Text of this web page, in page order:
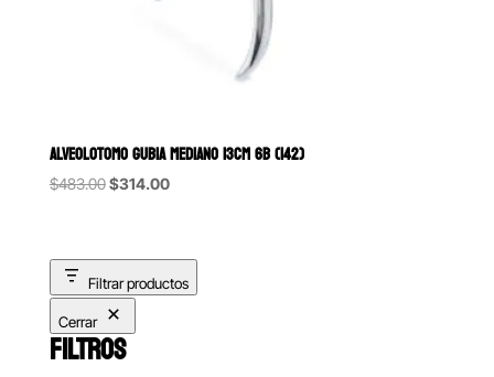
ALVEOLOTOMO GUBIA MEDIANO 13CM 6B (142)
$483.00Original
$483.00.
$314.00Current
$314.00.
Filtrar productos
Cerrar
FILTROS